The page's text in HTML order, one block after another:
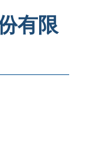
有限